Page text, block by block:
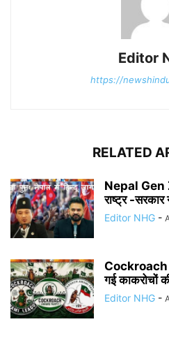
Editor
https://
RELATED
Nepal Gen
राष्ट्र -सरकार
Editor NHG -
Cockroach
गई काकरोचों
Editor NHG -